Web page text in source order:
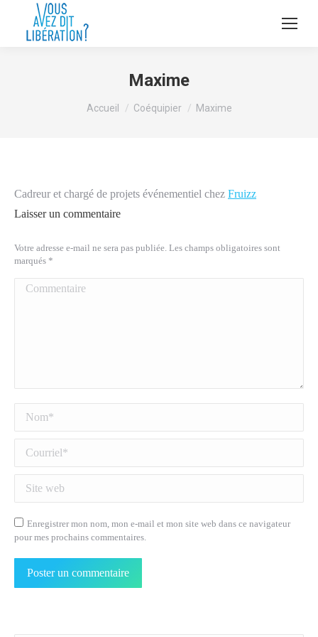
Maxime
Accueil Coéquipier Maxime
Cadreur et chargé de projets événementiel chez Fruizz
Laisser un commentaire
Votre adresse e-mail ne sera pas publiée. Les champs obligatoires sont
marqués *
Commentaire
Enregistrer mon nom, mon e-mail et mon site web dans ce navigateur
pour mes prochains commentaires.
Poster un commentaire